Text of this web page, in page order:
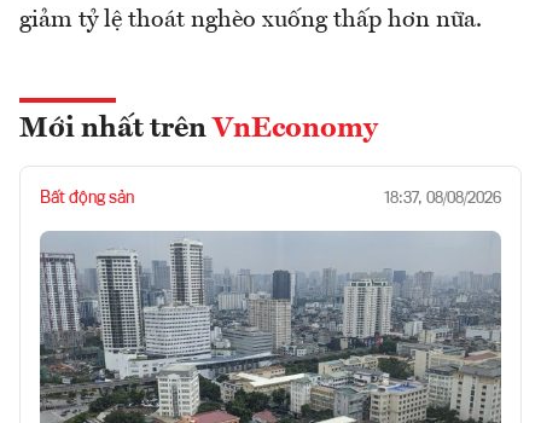
giảm tỷ lệ thoát nghèo xuống thấp hơn nữa.
Mới nhất trên VnEconomy
Bất động sản 18:37, 08/08/2026